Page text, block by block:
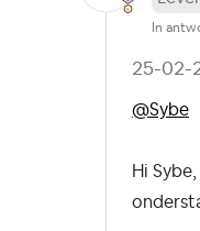
In
‎25-02-
@Sybe
Hi